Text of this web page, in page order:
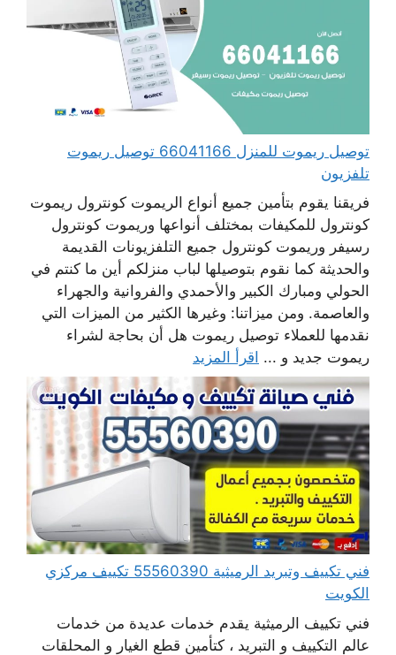
توصيل ريموت للمنزل 66041166 توصيل ريموت
تلفزيون
فريقنا يقوم بتأمين جميع أنواع الريموت كونترول ريموت
كونترول للمكيفات بمختلف أنواعها وريموت كونترول
رسيفر وريموت كونترول جميع التلفزيونات القديمة
والحديثة كما نقوم بتوصيلها لباب منزلكم أين ما كنتم في
الحولي ومبارك الكبير والأحمدي والفروانية والجهراء
والعاصمة. ومن ميزاتنا: وغيرها الكثير من الميزات التي
نقدمها للعملاء توصيل ريموت هل أن بحاجة لشراء
ريموت جديد و ... اقرأ المزيد
فني تكييف وتبريد الرميثية 55560390 تكييف مركزي
الكويت
فني تكييف الرميثية يقدم خدمات عديدة من خدمات
عالم التكييف و التبريد ، كتأمين قطع الغيار و المحلقات